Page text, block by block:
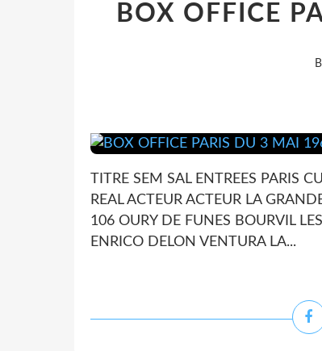
BOX OFFICE
TITRE SEM SAL ENTREES PARIS
REAL ACTEUR ACTEUR LA
106 OURY DE FUNES BOURVIL
ENRICO DELON VENTURA LA...